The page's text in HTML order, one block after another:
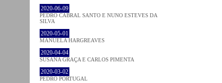
2020-06-09
PEDRO CABRAL SANTO E NUNO ESTEVES DA
SILVA
2020-05-01
MANUELA HARGREAVES
2020-04-04
SUSANA GRAÇA E CARLOS PIMENTA
2020-03-02
PEDRO PORTUGAL